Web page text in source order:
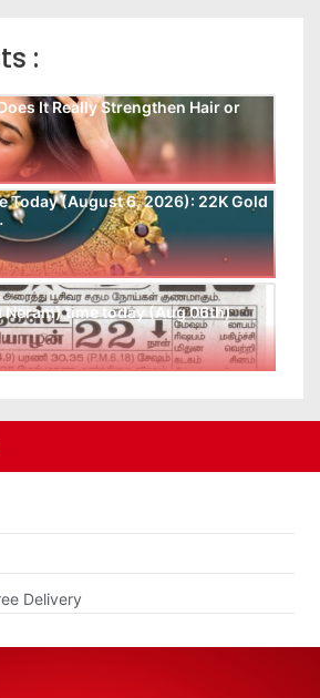
:
It Really Strengthen Hair or
Today (August 6, 2026): 22K Gold
time today (Aug 06th)
Delivery